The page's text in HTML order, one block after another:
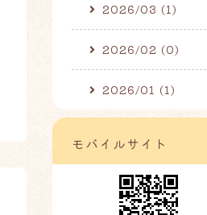
2026/03 (1)
2026/02 (0)
2026/01 (1)
モバイルサイト